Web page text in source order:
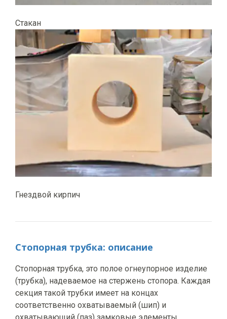
Стакан
Гнездвой кирпич
Стопорная трубка: описание
Стопорная трубка, это полое огнеупорное изделие
(трубка), надеваемое на стержень стопора. Каждая
секция такой трубки имеет на концах
соответственно охватываемый (шип) и